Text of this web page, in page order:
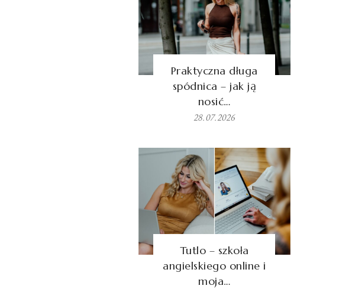
Praktyczna długa
spódnica – jak ją
nosić…
28.07.2026
Tutlo – szkoła
angielskiego online i
moja…